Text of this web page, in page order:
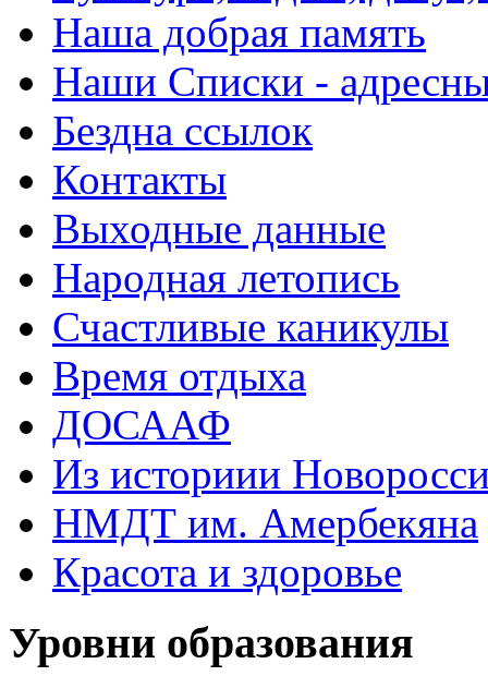
Наша добрая память
Наши Списки -
Бездна ссылок
Контакты
Выходные данные
Народная летопись
Счастливые каникулы
Время отдыха
ДОСААФ
Из историии
НМДТ им. Амербекяна
Красота и здоровье
Уровни образования